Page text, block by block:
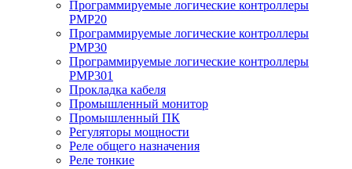
Программируемые логические контроллеры
PMP20
Программируемые логические контроллеры
PMP30
Программируемые логические контроллеры
PMP301
Прокладка кабеля
Промышленный монитор
Промышленный ПК
Регуляторы мощности
Реле общего назначения
Реле тонкие